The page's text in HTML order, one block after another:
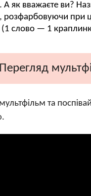
А як вважаєте ви?
розфарбовуючи при
слово — 1
Перегляд
та